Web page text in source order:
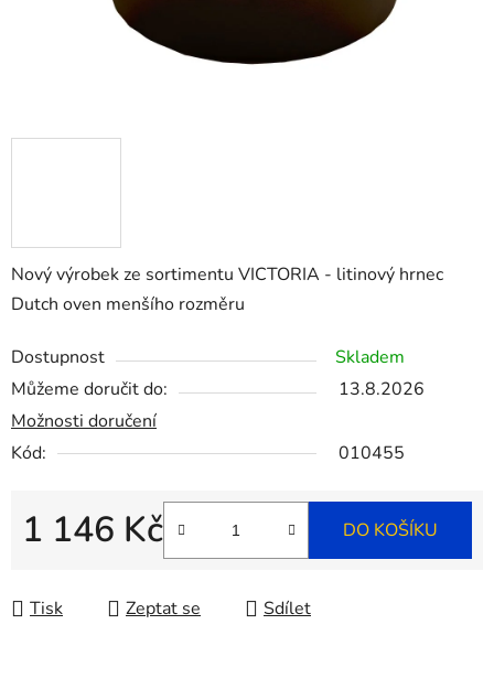
Nový výrobek ze sortimentu VICTORIA - litinový hrnec
Dutch oven menšího rozměru
Dostupnost
Skladem
Můžeme doručit do:
13.8.2026
Možnosti doručení
Kód:
010455
1 146 Kč DO KOŠÍKU
Tisk Zeptat se Sdílet